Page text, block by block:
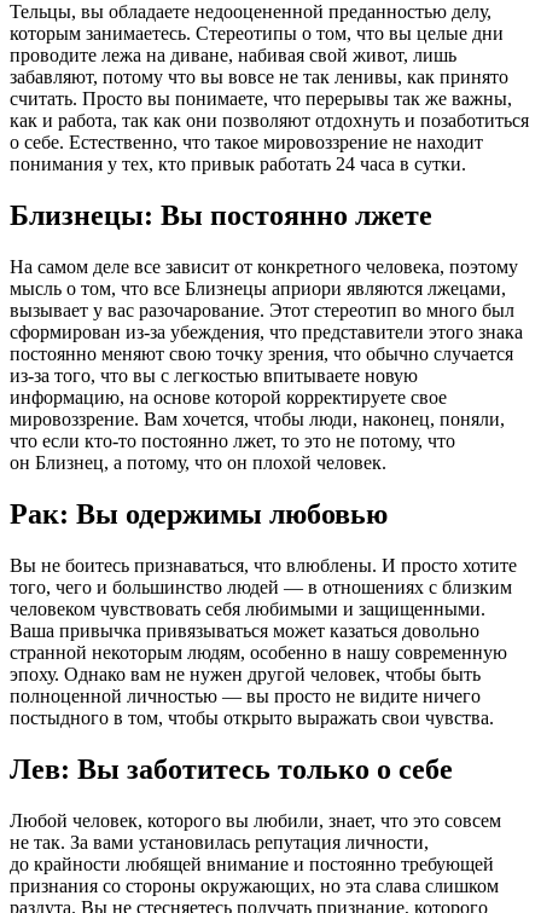
Тельцы, вы обладаете недооцененной преданностью делу,
которым занимаетесь. Стереотипы о том, что вы целые дни
проводите лежа на диване, набивая свой живот, лишь
забавляют, потому что вы вовсе не так ленивы, как принято
считать. Просто вы понимаете, что перерывы так же важны,
как и работа, так как они позволяют отдохнуть и позаботиться
о себе. Естественно, что такое мировоззрение не находит
понимания у тех, кто привык работать 24 часа в сутки.
Близнецы: Вы постоянно лжете
На самом деле все зависит от конкретного человека, поэтому
мысль о том, что все Близнецы априори являются лжецами,
вызывает у вас разочарование. Этот стереотип во много был
сформирован из-за убеждения, что представители этого знака
постоянно меняют свою точку зрения, что обычно случается
из-за того, что вы с легкостью впитываете новую
информацию, на основе которой корректируете свое
мировоззрение. Вам хочется, чтобы люди, наконец, поняли,
что если кто-то постоянно лжет, то это не потому, что
он Близнец, а потому, что он плохой человек.
Рак: Вы одержимы любовью
Вы не боитесь признаваться, что влюблены. И просто хотите
того, чего и большинство людей — в отношениях с близким
человеком чувствовать себя любимыми и защищенными.
Ваша привычка привязываться может казаться довольно
странной некоторым людям, особенно в нашу современную
эпоху. Однако вам не нужен другой человек, чтобы быть
полноценной личностью — вы просто не видите ничего
постыдного в том, чтобы открыто выражать свои чувства.
Лев: Вы заботитесь только о себе
Любой человек, которого вы любили, знает, что это совсем
не так. За вами установилась репутация личности,
до крайности любящей внимание и постоянно требующей
признания со стороны окружающих, но эта слава слишком
раздута. Вы не стесняетесь получать признание, которого